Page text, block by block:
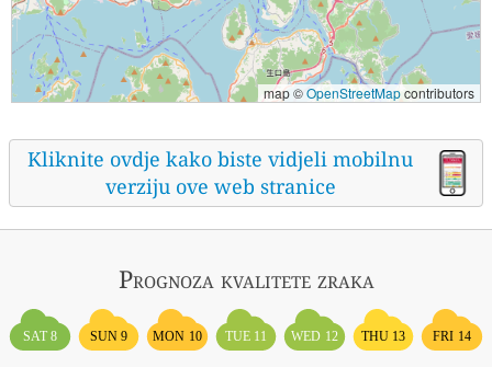
map ©OpenStreetMapcontributors
Kliknite ovdje kako biste vidjeli mobilnu
verziju ove web stranice
Prognoza kvalitete zraka
SAT 8 SUN 9 MON 10 TUE 11 WED 12 THU 13 FRI 14